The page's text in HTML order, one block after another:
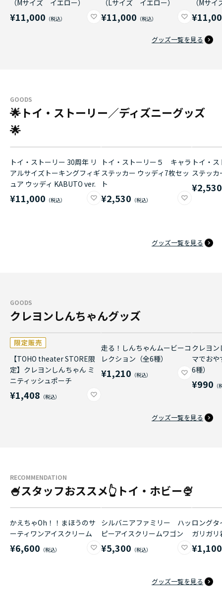
（Mサイズ イエロー）
¥11,000
（Lサイズ イエロー）
¥11,000
（Mサ
グッズ一覧を見る
GOODS
🌟トイ・ストーリー／ディズニーグッズ
🌟
トイ・ストーリー 30周年 リ
アルサイズトーキングフィギ
ュア ウッディ KABUTO ver.
¥11,000
トイ・ストーリー５ キャラ
ステッカー ウッディ7枚セッ
ト
¥2,530
トイ・
ステッカ
¥2,530
グッズ一覧を見る
GOODS
クレヨンしんちゃんグッズ
【TOHO theater STORE限
定】クレヨンしんちゃん ミ
ニティッシュポーチ
¥1,408
走る！しんちゃんムービーコ
レクション（全6種）
¥1,210
クレヨ
マでお
6種）
¥990
グッズ一覧を見る
RECOMMENDATION
🍧スタッフおススメ👆トイ・ホビー🍨
かえちゃOh！！まほうのサ
ーティワンアイスクリーム
¥6,600
シルバニアファミリー ハッ
ピーアイスクリームワゴン
¥5,300
ロング
ガリガ
¥1,100
グッズ一覧を見る